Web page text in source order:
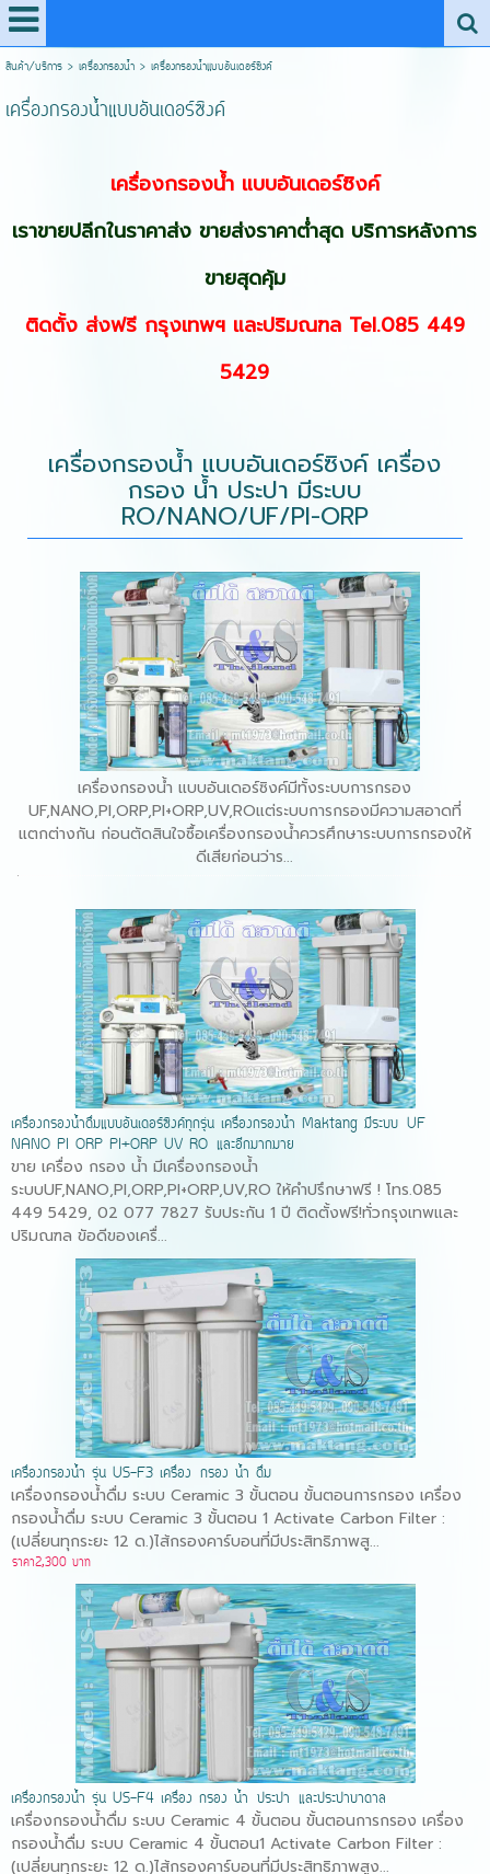
สินค้า/บริการ> เครื่องกรองน้ำ> เครื่องกรองน้ำแบบอันเดอร์ซิงค์
เครื่องกรองน้ำแบบอันเดอร์ซิงค์
เครื่องกรองน้ำ แบบอันเดอร์ซิงค์
เราขายปลีกในราคาส่ง ขายส่งราคาต่ำสุด บริการหลังการ
ขายสุดคุ้ม
ติดตั้ง ส่งฟรี กรุงเทพฯ และปริมณฑล Tel.085 449
5429
เครื่องกรองน้ำ แบบอันเดอร์ซิงค์ เครื่อง
กรอง น้ำ ประปา มีระบบ
RO/NANO/UF/PI-ORP
เครื่องกรองน้ำ แบบอันเดอร์ซิงค์มีทั้งระบบการกรอง
UF,NANO,PI,ORP,PI+ORP,UV,ROแต่ระบบการกรองมีความสอาดที่
แตกต่างกัน ก่อนตัดสินใจซื้อเครื่องกรองน้ำควรศึกษาระบบการกรองให้
ดีเสียก่อนว่าร...
เครื่องกรองน้ำดื่มแบบอันเดอร์ซิงค์ทุกรุ่น เครื่องกรองน้ำ Maktang มีระบบ UF
NANO PI ORP PI+ORP UV RO และอีกมากมาย
ขาย เครื่อง กรอง น้ำ มีเครื่องกรองน้ำ
ระบบUF,NANO,PI,ORP,PI+ORP,UV,RO ให้คำปรึกษาฟรี ! โทร.085
449 5429, 02 077 7827 รับประกัน 1 ปี ติดตั้งฟรี!ทั่วกรุงเทพและ
ปริมณฑล ขัอดีของเครื่...
เครื่องกรองน้ำ รุ่น US-F3 เครื่อง กรอง น้ำ ดื่ม
เครื่องกรองน้ำดื่ม ระบบ Ceramic 3 ขั้นตอน ขั้นตอนการกรอง เครื่อง
กรองน้ำดื่ม ระบบ Ceramic 3 ขั้นตอน 1 Activate Carbon Filter :
(เปลี่ยนทุกระยะ 12 ด.)ไส้กรองคาร์บอนที่มีประสิทธิภาพสู...
ราคา2,300 บาท
เครื่องกรองน้ำ รุ่น US-F4 เครื่อง กรอง น้ำ ประปา และประปาบาดาล
เครื่องกรองน้ำดื่ม ระบบ Ceramic 4 ขั้นตอน ขั้นตอนการกรอง เครื่อง
กรองน้ำดื่ม ระบบ Ceramic 4 ขั้นตอน1 Activate Carbon Filter :
(เปลี่ยนทุกระยะ 12 ด.)ไส้กรองคาร์บอนที่มีประสิทธิภาพสูง...